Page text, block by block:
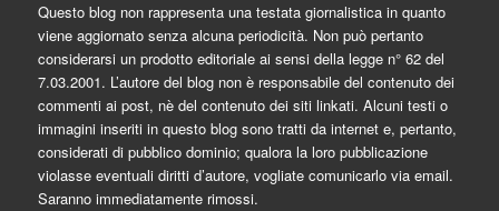
Questo blog non rappresenta una testata giornalistica in quanto
viene aggiornato senza alcuna periodicità. Non può pertanto
considerarsi un prodotto editoriale ai sensi della legge n° 62 del
7.03.2001. L’autore del blog non è responsabile del contenuto dei
commenti ai post, nè del contenuto dei siti linkati. Alcuni testi o
immagini inseriti in questo blog sono tratti da internet e, pertanto,
considerati di pubblico dominio; qualora la loro pubblicazione
violasse eventuali diritti d’autore, vogliate comunicarlo via email.
Saranno immediatamente rimossi.